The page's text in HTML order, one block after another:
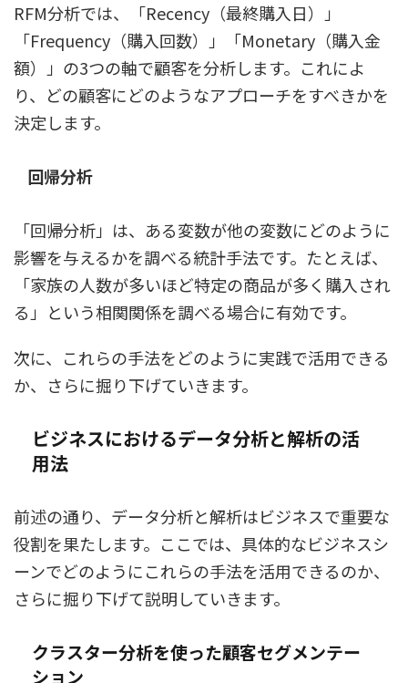
RFM分析では、「Recency（最終購入日）」
「Frequency（購入回数）」「Monetary（購入金
額）」の3つの軸で顧客を分析します。これによ
り、どの顧客にどのようなアプローチをすべきかを
決定します。
回帰分析
「回帰分析」は、ある変数が他の変数にどのように
影響を与えるかを調べる統計手法です。たとえば、
「家族の人数が多いほど特定の商品が多く購入され
る」という相関関係を調べる場合に有効です。
次に、これらの手法をどのように実践で活用できる
か、さらに掘り下げていきます。
ビジネスにおけるデータ分析と解析の活
用法
前述の通り、データ分析と解析はビジネスで重要な
役割を果たします。ここでは、具体的なビジネスシ
ーンでどのようにこれらの手法を活用できるのか、
さらに掘り下げて説明していきます。
クラスター分析を使った顧客セグメンテー
ション